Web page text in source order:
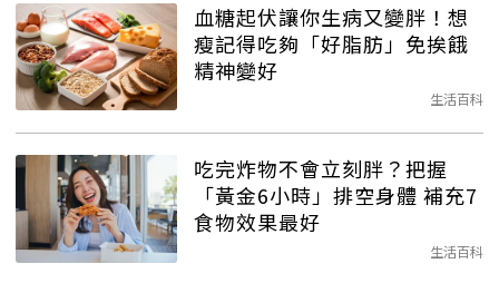
血糖起伏讓你生病又變胖！想
瘦記得吃夠「好脂肪」免挨餓
精神變好
生活百科
吃完炸物不會立刻胖？把握
「黃金6小時」排空身體 補充7
食物效果最好
生活百科